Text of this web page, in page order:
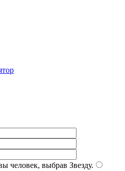
человек, выбрав Звезду.